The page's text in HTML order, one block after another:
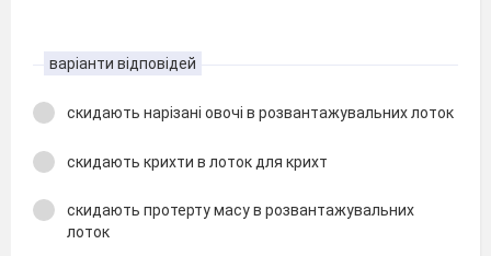
варіанти відповідей
скидають нарізані овочі в розвантажувальних лоток
скидають крихти в лоток для крихт
скидають протерту масу в розвантажувальних
лоток